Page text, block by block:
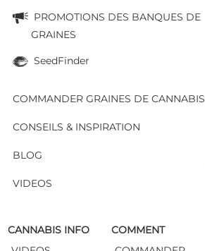
PROMOTIONS DES BANQUES DE
GRAINES
SeedFinder
COMMANDER GRAINES DE CANNABIS
CONSEILS & INSPIRATION
BLOG
VIDEOS
CANNABIS INFO
COMMENT